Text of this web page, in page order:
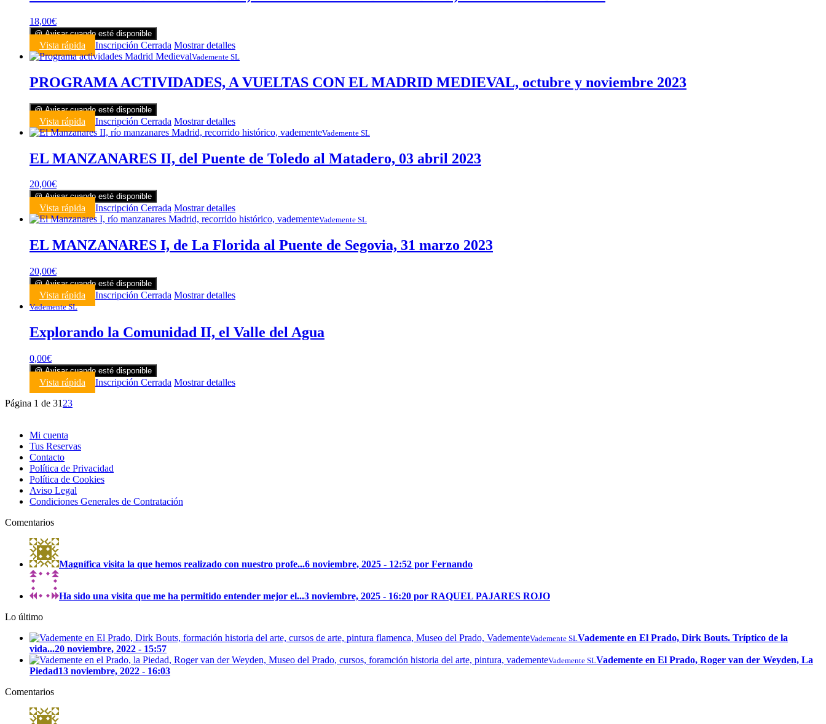
18,00€
@ Avisar cuando esté disponible
Vista rápida Inscripción Cerrada Mostrar detalles
Vademente SL
PROGRAMA ACTIVIDADES, A VUELTAS CON EL MADRID MEDIEVAL, octubre y noviembre 2023
@ Avisar cuando esté disponible
Vista rápida Inscripción Cerrada Mostrar detalles
Vademente SL
EL MANZANARES II, del Puente de Toledo al Matadero, 03 abril 2023
20,00€
@ Avisar cuando esté disponible
Vista rápida Inscripción Cerrada Mostrar detalles
Vademente SL
EL MANZANARES I, de La Florida al Puente de Segovia, 31 marzo 2023
20,00€
@ Avisar cuando esté disponible
Vista rápida Inscripción Cerrada Mostrar detalles
Vademente SL
Explorando la Comunidad II, el Valle del Agua
0,00€
@ Avisar cuando esté disponible
Vista rápida Inscripción Cerrada Mostrar detalles
Página 1 de 31 23
Mi cuenta
Tus Reservas
Contacto
Política de Privacidad
Política de Cookies
Aviso Legal
Condiciones Generales de Contratación
Comentarios
Magnífica visita la que hemos realizado con nuestro profe...6 noviembre, 2025 - 12:52 por Fernando
Ha sido una visita que me ha permitido entender mejor el...3 noviembre, 2025 - 16:20 por RAQUEL PAJARES ROJO
Lo último
Vademente SLVademente en El Prado, Dirk Bouts. Tríptico de la
vida...20 noviembre, 2022 - 15:57
Vademente SLVademente en El Prado, Roger van der Weyden, La
Piedad13 noviembre, 2022 - 16:03
Comentarios